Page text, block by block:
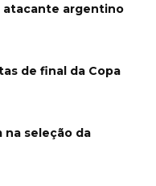
atacante argentino
de final da Copa
seleção da